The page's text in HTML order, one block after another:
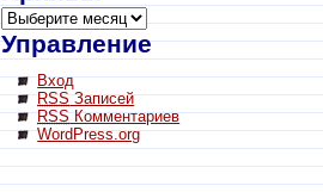
Управление
Вход
RSSЗаписей
RSSКомментариев
WordPress.org